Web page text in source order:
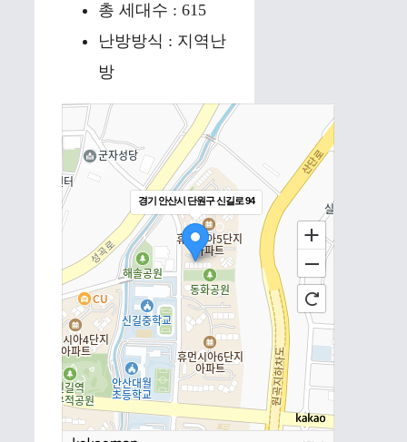
총 세대수 : 615
난방방식 : 지역난
방
경기 안산시 단원구 신길로 94